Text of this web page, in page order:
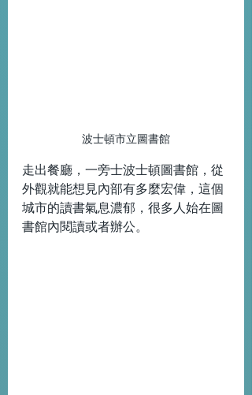
波士頓市立圖書館
走出餐廳，一旁士波士頓圖書館，從
外觀就能想見內部有多麼宏偉，這個
城市的讀書氣息濃郁，很多人始在圖
書館內閱讀或者辦公。